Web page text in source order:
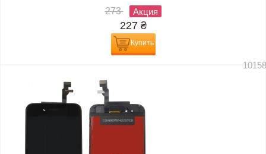
273 Акция
227 ₴
Купить